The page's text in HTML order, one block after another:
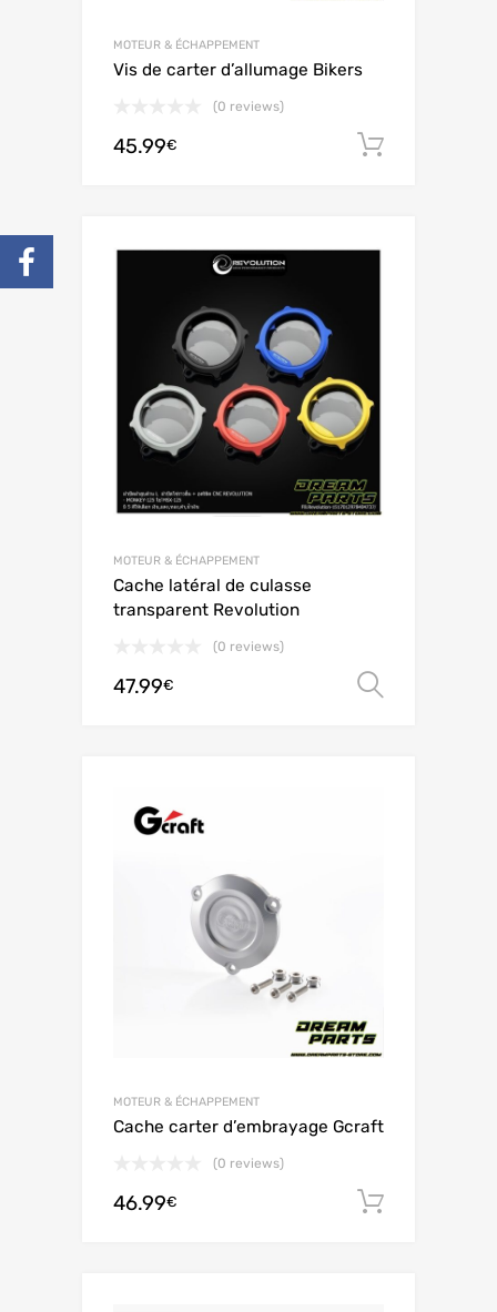
MOTEUR & ÉCHAPPEMENT
Vis de carter d’allumage Bikers
(0 reviews)
45.99€
MOTEUR & ÉCHAPPEMENT
Cache latéral de culasse
transparent Revolution
(0 reviews)
47.99€
MOTEUR & ÉCHAPPEMENT
Cache carter d’embrayage Gcraft
(0 reviews)
46.99€